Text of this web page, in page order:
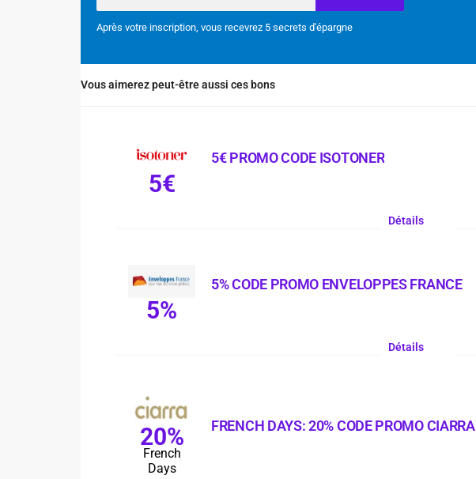
Après votre inscription, vous recevrez 5 secrets d'épargne
Vous aimerez peut-être aussi ces bons
5€
5€ PROMO CODE ISOTONER
Détails
5%
5% CODE PROMO ENVELOPPES FRANCE
Détails
20%
French
Days
FRENCH DAYS: 20% CODE PROMO CIARRA